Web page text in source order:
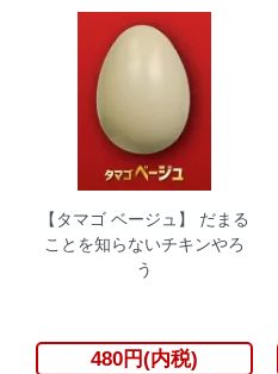
【タマゴ ベージュ】 だまる
ことを知らないチキンやろ
う
480円(内税)